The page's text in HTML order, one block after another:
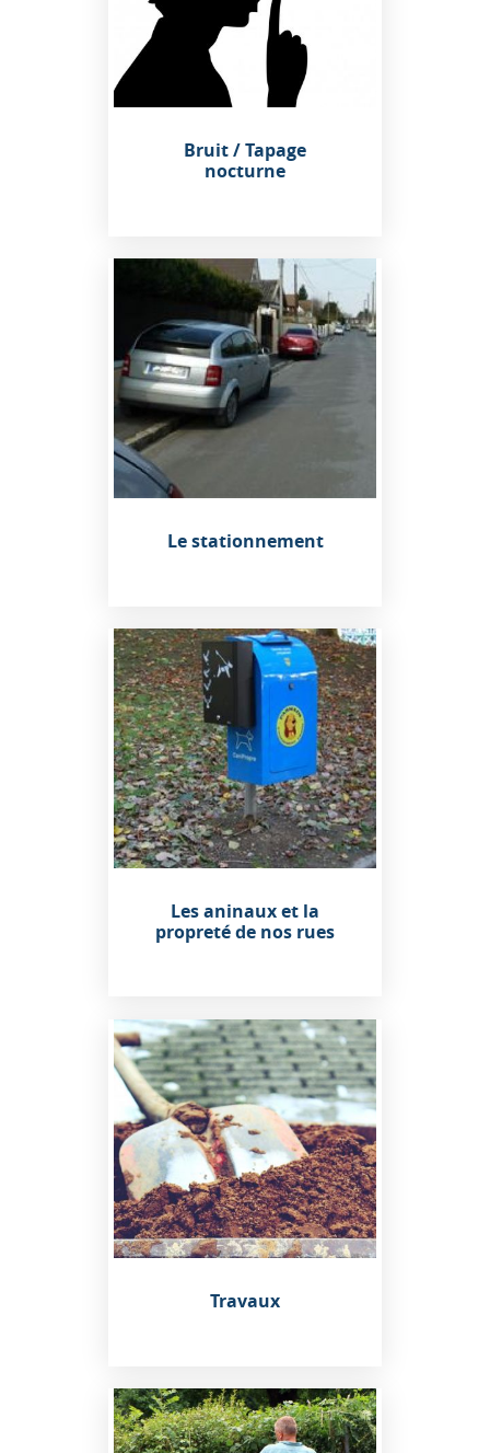
Bruit / Tapage
nocturne
Le stationnement
Les aninaux et la
propreté de nos rues
Travaux